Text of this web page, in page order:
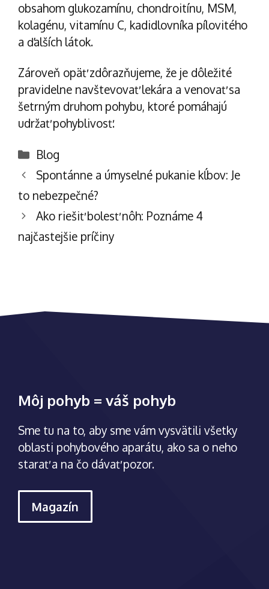
obsahom glukozamínu, chondroitínu, MSM,
kolagénu, vitamínu C, kadidlovníka pílovitého
a ďalších látok.
Zároveň opäť zdôrazňujeme, že je dôležité
pravidelne navštevovať lekára a venovať sa
šetrným druhom pohybu, ktoré pomáhajú
udržať pohyblivosť.
Kategórie
Blog
Navigácia
článkami
Spontánne a úmyselné pukanie kĺbov: Je
to nebezpečné?
Ako riešiť bolesť nôh: Poznáme 4
najčastejšie príčiny
Môj pohyb = váš pohyb
Sme tu na to, aby sme vám vysvätili všetky
oblasti pohybového aparátu, ako sa o neho
starať a na čo dávať pozor.
Magazín